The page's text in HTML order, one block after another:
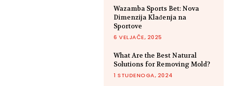
Wazamba Sports Bet: Nova
Dimenzija Klađenja na
Sportove
6 VELJAČE, 2025
What Are the Best Natural
Solutions for Removing Mold?
1 STUDENOGA, 2024